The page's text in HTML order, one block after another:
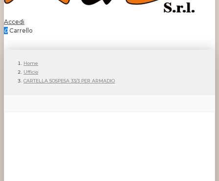
Accedi
0 Carrello
Home
Ufficio
CARTELLA SOSPESA 33/3 PER ARMADIO